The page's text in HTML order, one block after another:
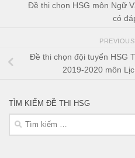
Đề thi chọn HSG môn Ngữ
có
Đề thi chọn đội tuyển HSG
2019-2020 môn
TÌM KIẾM ĐỀ THI HSG
Tìm